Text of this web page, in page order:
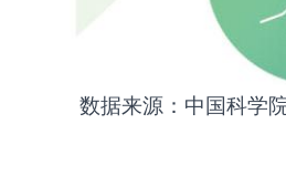
数据来源：中国科学